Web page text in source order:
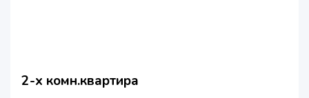
2-х комн.квартира